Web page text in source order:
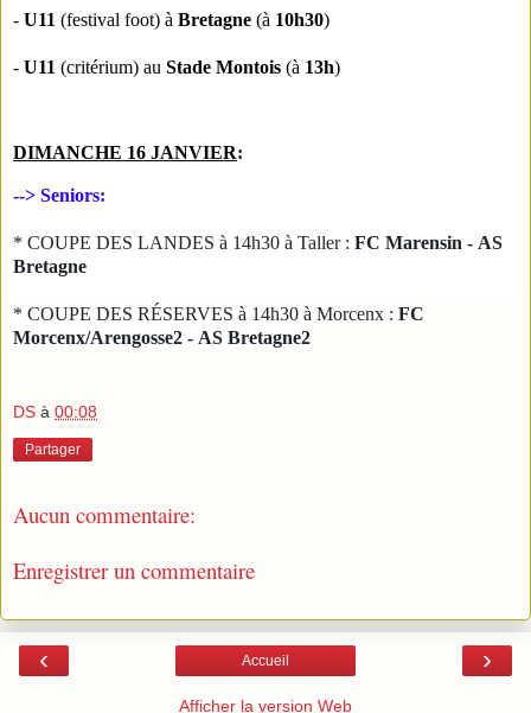
- U11 (festival foot) à Bretagne (à 10h30)
- U11 (critérium) au Stade Montois (à 13h)
DIMANCHE 16 JANVIER:
--> Seniors:
* COUPE DES LANDES à 14h30 à Taller : FC Marensin - AS
Bretagne
* COUPE DES RÉSERVES à 14h30 à Morcenx : FC
Morcenx/Arengosse2 - AS Bretagne2
DS à 00:08
Partager
Aucun commentaire:
Enregistrer un commentaire
‹ ›
Accueil
Afficher la version Web